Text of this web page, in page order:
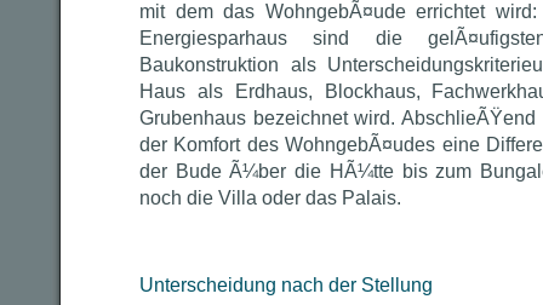
mit dem das WohngebÃ¤ude errichtet
Energiesparhaus sind die
Baukonstruktion als
Haus als Erdhaus, Blockhaus,
Grubenhaus bezeichnet wird.
der Komfort des WohngebÃ¤udes eine
der Bude Ã¼ber die HÃ¼tte bis zum
noch die Villa oder das Palais.
Unterscheidung nach der Stellung